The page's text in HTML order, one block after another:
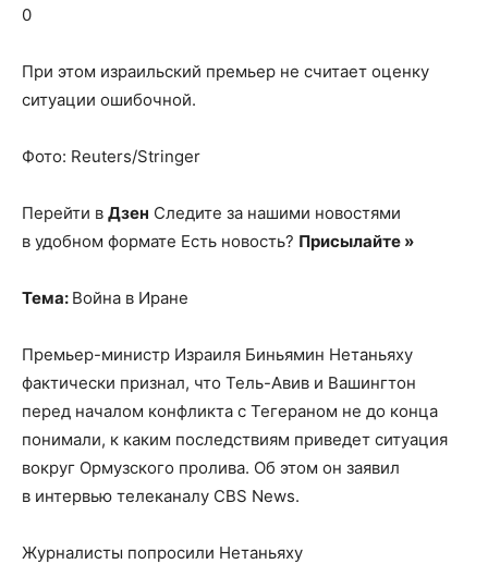
0
При этом израильский премьер не считает оценку
ситуации ошибочной.
Фото: Reuters/Stringer
Перейти в Дзен Следите за нашими новостями
в удобном формате Есть новость? Присылайте »
Тема: Война в Иране
Премьер-министр Израиля Биньямин Нетаньяху
фактически признал, что Тель-Авив и Вашингтон
перед началом конфликта с Тегераном не до конца
понимали, к каким последствиям приведет ситуация
вокруг Ормузского пролива. Об этом он заявил
в интервью телеканалу CBS News.
Журналисты попросили Нетаньяху